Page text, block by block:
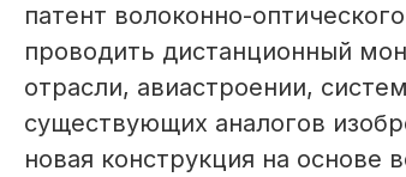
патент волоконно-
проводить дистанционный
отрасли, авиастроении,
существующих аналогов
новая конструкция на основе